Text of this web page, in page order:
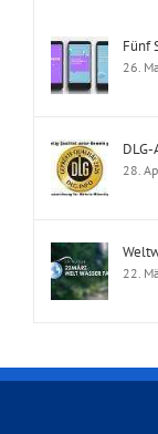
Fünf
26.
28.
22.